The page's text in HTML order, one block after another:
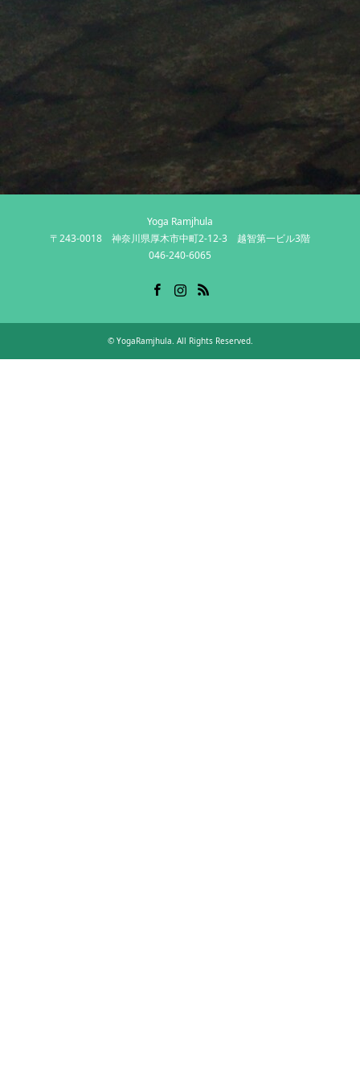
Yoga Ramjhula
〒243-0018 神奈川県厚木市中町2-12-3 越智第一ビル3階
046-240-6065
© YogaRamjhula . All Rights Reserved.